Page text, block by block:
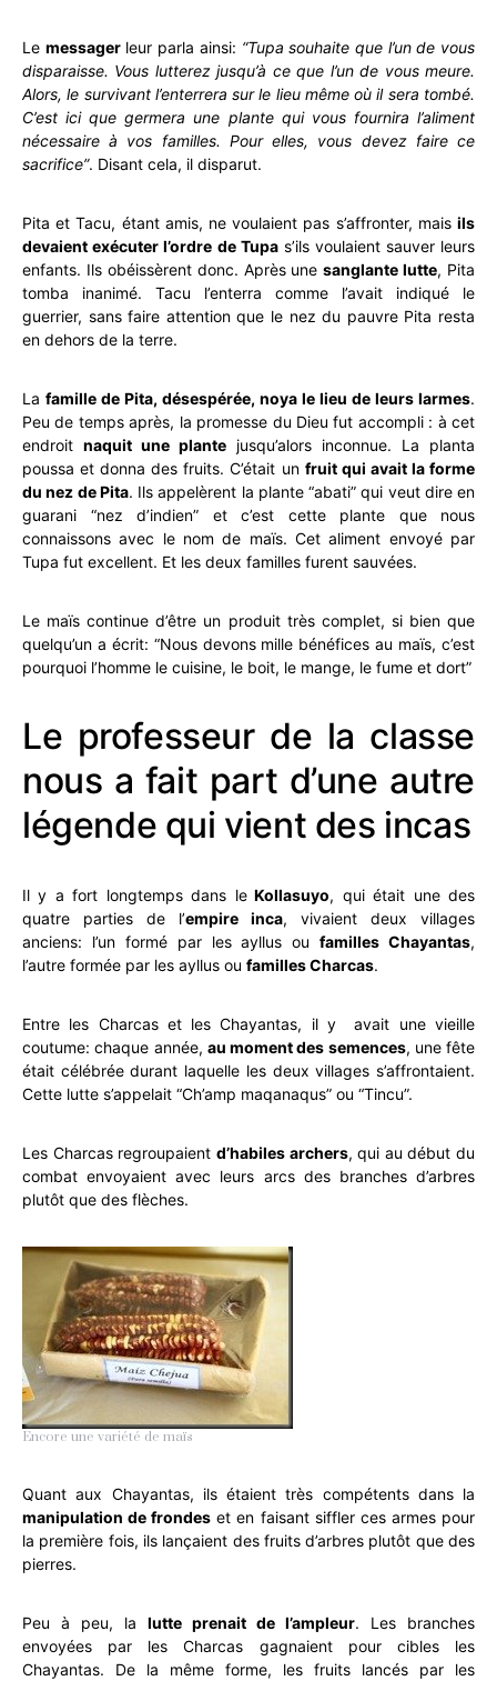
Le messagerleur parla ainsi: “Tupa souhaite que l’un de vous
disparaisse. Vous lutterez jusqu’à ce que l’un de vous meure.
Alors, le survivant l’enterrera sur le lieu même où il sera tombé.
C’est ici que germera une plante qui vous fournira l’aliment
nécessaire à vos familles. Pour elles, vous devez faire ce
sacrifice”. Disant cela, il disparut.
Pita et Tacu, étant amis, ne voulaient pas s’affronter, mais ils
devaient exécuter l’ordre de Tupa s’ils voulaient sauver leurs
enfants. Ils obéissèrent donc. Après unesanglante lutte, Pita
tomba inanimé. Tacu l’enterra comme l’avait indiqué le
guerrier, sans faire attention que le nez du pauvre Pita resta
en dehors de la terre.
La famille de Pita, désespérée, noya le lieu de leurs larmes.
Peu de temps après, la promesse du Dieu fut accompli : à cet
endroit naquit une plante jusqu’alors inconnue. La planta
poussa et donna des fruits. C’était un fruit qui avait la forme
du nez de Pita. Ils appelèrent la plante “abati” qui veut dire en
guarani “nez d’indien” et c’est cette plante que nous
connaissons avec le nom de maïs. Cet aliment envoyé par
Tupa fut excellent. Et les deux familles furent sauvées.
Le maïs continue d’être un produit très complet, si bien que
quelqu’un a écrit: “Nous devons mille bénéfices au maïs, c’est
pourquoi l’homme le cuisine, le boit, le mange, le fume et dort”
Le professeur de la classe
nous a fait part d’une autre
légende qui vient des incas
Il y a fort longtemps dans leKollasuyo, qui était une des
quatre parties de l’empire inca, vivaient deux villages
anciens: l’un formé par les ayllus oufamilles Chayantas,
l’autre formée par les ayllus ou familles Charcas.
Entre les Charcas et les Chayantas, il y avait une vieille
coutume: chaque année, au moment des semences, une fête
était célébrée durant laquelle les deux villages s’affrontaient.
Cette lutte s’appelait “Ch’amp maqanaqus” ou “Tincu”.
Les Charcas regroupaient d’habiles archers, qui au début du
combat envoyaient avec leurs arcs des branches d’arbres
plutôt que des flèches.
Encore une variété de maïs
Quant aux Chayantas, ils étaient très compétents dans la
manipulation de frondes et en faisant siffler ces armes pour
la première fois, ils lançaient des fruits d’arbres plutôt que des
pierres.
Peu à peu, la lutte prenait de l’ampleur. Les branches
envoyées par les Charcas gagnaient pour cibles les
Chayantas. De la même forme, les fruits lancés par les